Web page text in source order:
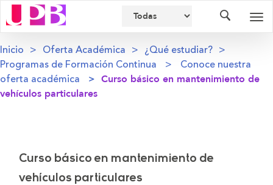
Inicio Oferta Académica
¿Qué estudiar?
Programas de Formación Continua
Conoce nuestra
oferta académica
Curso básico en mantenimiento de
vehículos particulares
Curso básico en mantenimiento de
vehículos particulares